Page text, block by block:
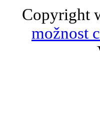
Copyright
možnost